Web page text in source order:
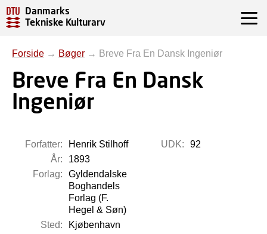
Danmarks
Tekniske Kulturarv
Forside → Bøger → Breve Fra En Dansk Ingeniør
Breve Fra En Dansk
Ingeniør
Forfatter:
Henrik Stilhoff
År:
1893
Forlag:
Gyldendalske
Boghandels
Forlag (F.
Hegel & Søn)
Sted:
Kjøbenhavn
UDK: 92